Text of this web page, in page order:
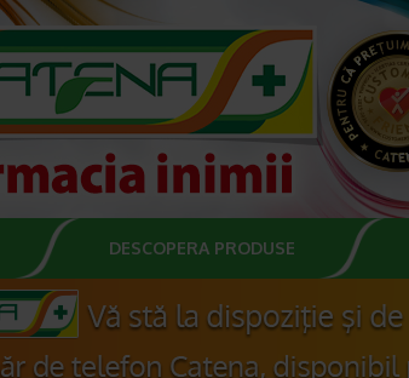
DESCOPERA PRODUSE